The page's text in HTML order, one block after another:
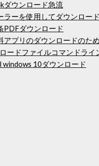
ダウンロード急流
ラーを使用してダウンロー
PDFダウンロード
アプリのダウンロードのた
ードファイルコマンドライ
windows 10ダウンロード